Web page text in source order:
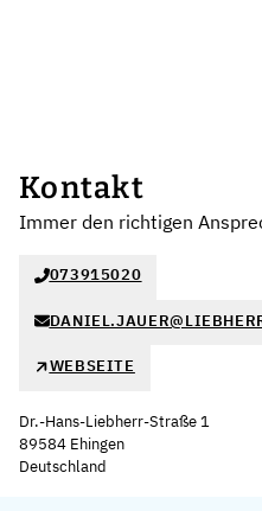
Kontakt
Immer den richtigen
073915020
WEBSEITE
Dr.-Hans-Liebherr-Straße 1
89584 Ehingen
Deutschland